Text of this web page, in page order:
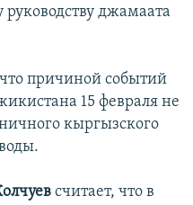
джамаата
причиной событий
15 февраля не
кыргызского
считает, что в